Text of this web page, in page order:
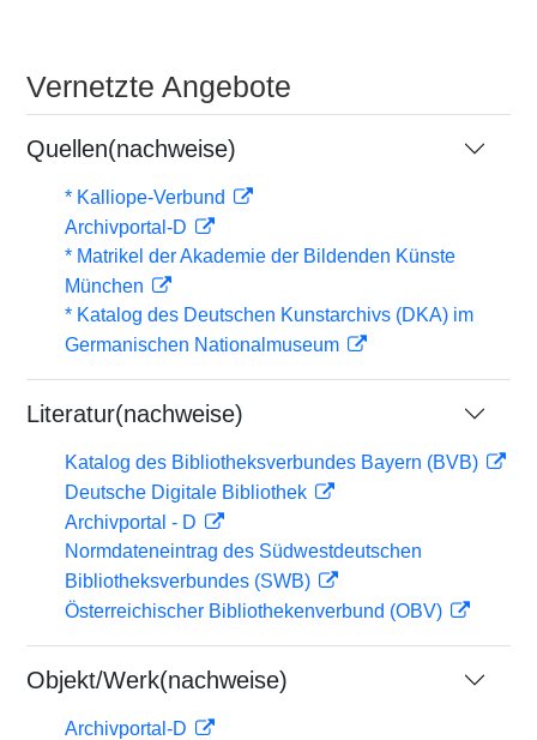
Vernetzte Angebote
Quellen(nachweise)
* Kalliope-Verbund
Archivportal-D
* Matrikel der Akademie der Bildenden Künste
München
* Katalog des Deutschen Kunstarchivs (DKA) im
Germanischen Nationalmuseum
Literatur(nachweise)
Katalog des Bibliotheksverbundes Bayern (BVB)
Deutsche Digitale Bibliothek
Archivportal - D
Normdateneintrag des Südwestdeutschen
Bibliotheksverbundes (SWB)
Österreichischer Bibliothekenverbund (OBV)
Objekt/Werk(nachweise)
Archivportal-D